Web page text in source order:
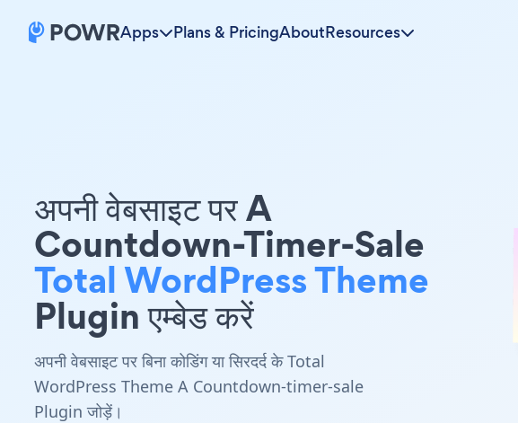
Apps Plans & PricingAboutResources
अपनी वेबसाइट पर A
Countdown-Timer-Sale
Total WordPress Theme
Plugin एम्बेड करें
अपनी वेबसाइट पर बिना कोडिंग या सिरदर्द के Total
WordPress Theme A Countdown-timer-sale
Plugin जोड़ें।